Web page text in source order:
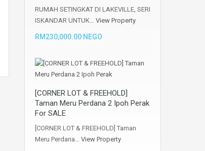
RUMAH SETINGKAT DI LAKEVILLE, SERI
ISKANDAR UNTUK… View Property
RM230,000.00 NEGO
[CORNER LOT & FREEHOLD]
Taman Meru Perdana 2 Ipoh Perak
For SALE
[CORNER LOT & FREEHOLD] Taman
Meru Perdana… View Property